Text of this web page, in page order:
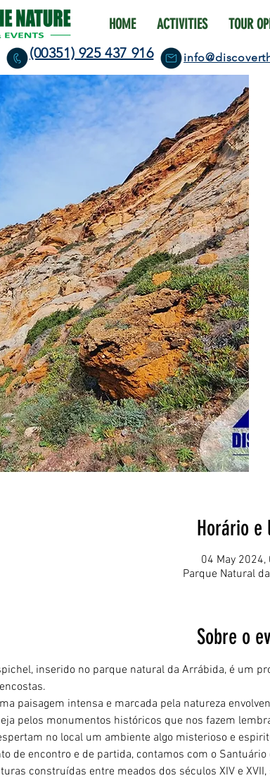
HOME ACTIVITIES TOUR
(00351) 925 437 916
Horário e
04 May 2024,
Parque Natural
Sobre o
inserido no parque natural da Arrábida, é um
paisagem intensa e marcada pela natureza
pelos monumentos históricos que nos fazem
no local um ambiente algo misterioso e
de encontro e de partida, contamos com o
construídas entre meados dos séculos XIV e